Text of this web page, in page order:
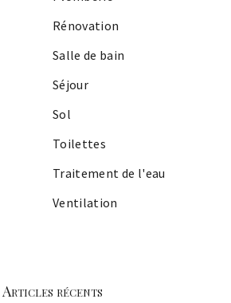
Rénovation
Salle de bain
Séjour
Sol
Toilettes
Traitement de l'eau
Ventilation
Articles récents